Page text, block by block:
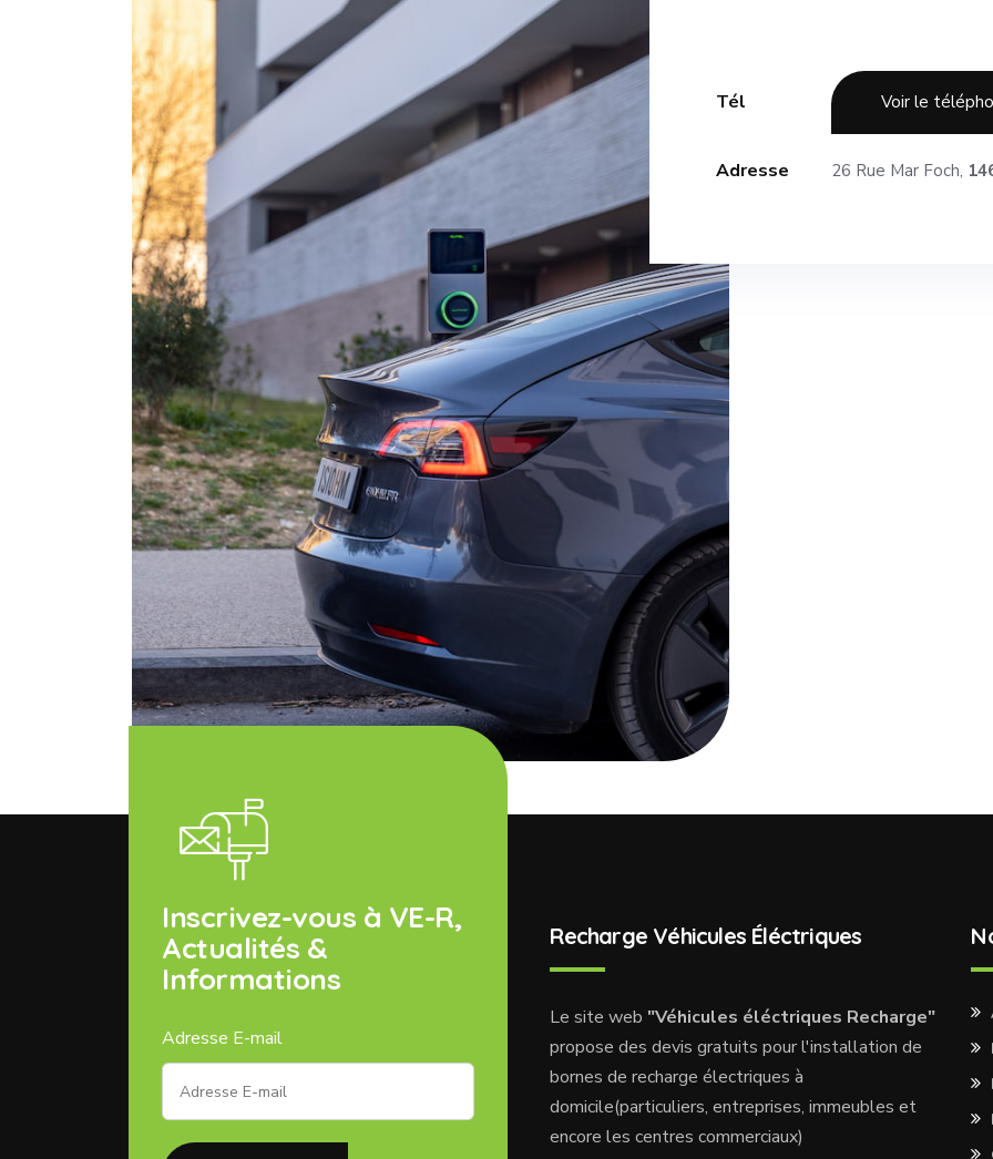
Tél Voir le
Adresse 26 Rue Mar Foch,
Inscrivez-vous à VE-R,
Actualités &
Informations
Adresse E-mail
Recharge Véhicules Éléctriques
Le site web"Véhicules éléctriques Recharge"
propose des devis gratuits pour l'installation de
bornes de recharge électriques à
domicile(particuliers, entreprises, immeubles et
encore les centres commerciaux)